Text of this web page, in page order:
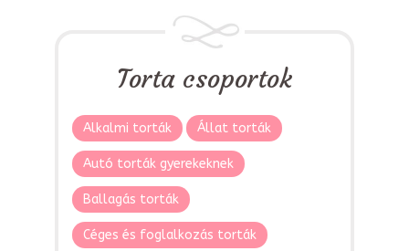
Torta csoportok
Alkalmi torták Állat torták
Autó torták gyerekeknek
Ballagás torták
Céges és foglalkozás torták